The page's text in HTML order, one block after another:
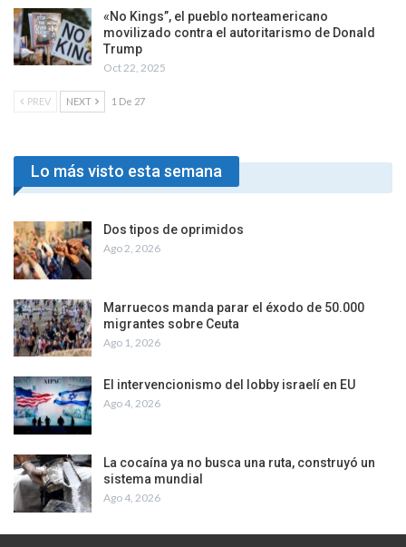
«No Kings”, el pueblo norteamericano
movilizado contra el autoritarismo de Donald
Trump
Oct 22, 2025
PREV NEXT 1 De 27
Lo más visto esta semana
Dos tipos de oprimidos
Ago 2, 2026
Marruecos manda parar el éxodo de 50.000
migrantes sobre Ceuta
Ago 1, 2026
El intervencionismo del lobby israelí en EU
Ago 4, 2026
La cocaína ya no busca una ruta, construyó un
sistema mundial
Ago 4, 2026